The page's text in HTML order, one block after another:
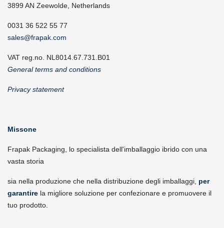
3899 AN Zeewolde, Netherlands
0031 36 522 55 77
sales@frapak.com
VAT reg.no. NL8014.67.731.B01
General terms and conditions
Privacy statement
Missone
Frapak Packaging, lo specialista dell'imballaggio ibrido con una
vasta storia
sia nella produzione che nella distribuzione degli imballaggi, per
garantire la migliore soluzione per confezionare e promuovere il
tuo prodotto.